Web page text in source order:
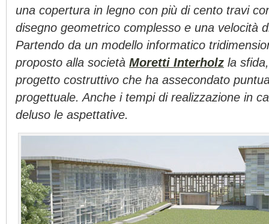
una copertura in legno con più di cento travi
disegno geometrico complesso e una velocità
Partendo da un modello informatico
proposto alla società Moretti Interholz la
progetto costruttivo che ha assecondato
progettuale. Anche i tempi di realizzazione in
deluso le aspettative.